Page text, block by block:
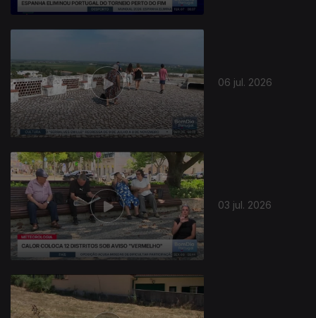
06 jul. 2026
03 jul. 2026